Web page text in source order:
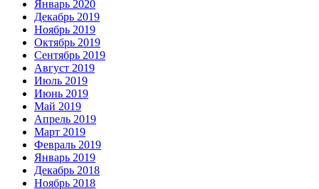
Январь 2020
Декабрь 2019
Ноябрь 2019
Октябрь 2019
Сентябрь 2019
Август 2019
Июль 2019
Июнь 2019
Май 2019
Апрель 2019
Март 2019
Февраль 2019
Январь 2019
Декабрь 2018
Ноябрь 2018